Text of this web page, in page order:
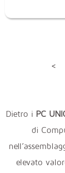
<
Dietro i PC
di
elevato